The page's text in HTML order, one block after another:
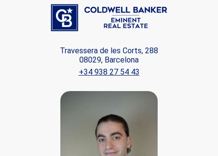
Travessera de les Corts, 288
08029, Barcelona
+34 938 27 54 43